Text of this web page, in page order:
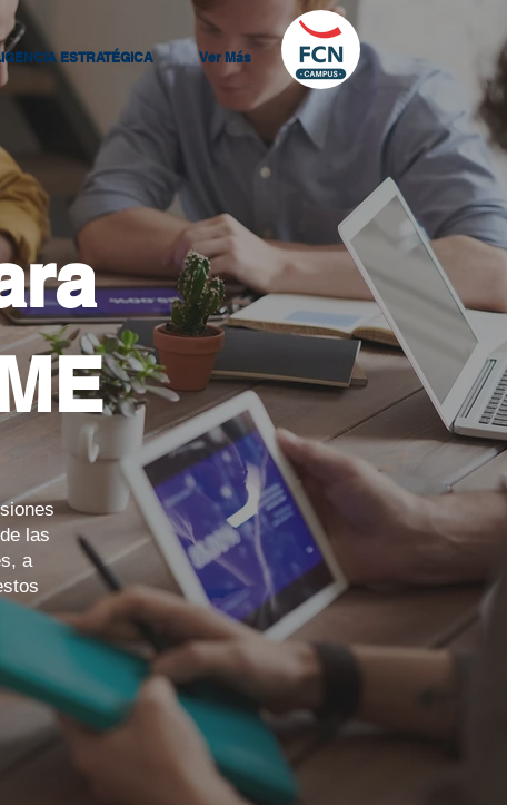
ESTRATÉGICA Ver Más
las
a